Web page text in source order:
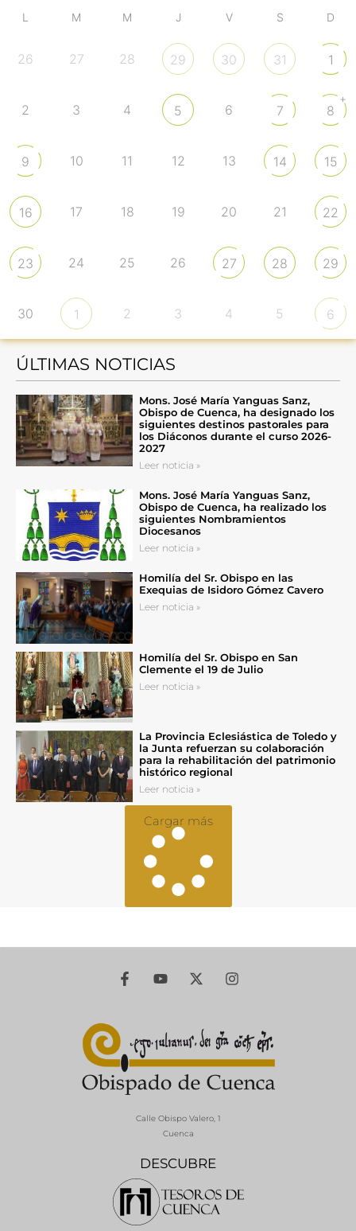
L M M J V S D
26 27 28 29 30 31 1
2 3 4 5 6 7 8
+
9 10 11 12 13 14 15
16 17 18 19 20 21 22
23 24 25 26 27 28 29
30 1 2 3 4 5 6
ÚLTIMAS NOTICIAS
Mons. José María Yanguas Sanz,
Obispo de Cuenca, ha designado los
siguientes destinos pastorales para
los Diáconos durante el curso 2026-
2027
Leer noticia »
Mons. José María Yanguas Sanz,
Obispo de Cuenca, ha realizado los
siguientes Nombramientos
Diocesanos
Leer noticia »
Homilía del Sr. Obispo en las
Exequias de Isidoro Gómez Cavero
Leer noticia »
Homilía del Sr. Obispo en San
Clemente el 19 de Julio
Leer noticia »
La Provincia Eclesiástica de Toledo y
la Junta refuerzan su colaboración
para la rehabilitación del patrimonio
histórico regional
Leer noticia »
Cargar más
DESCUBRE
Calle Obispo Valero, 1
Cuenca